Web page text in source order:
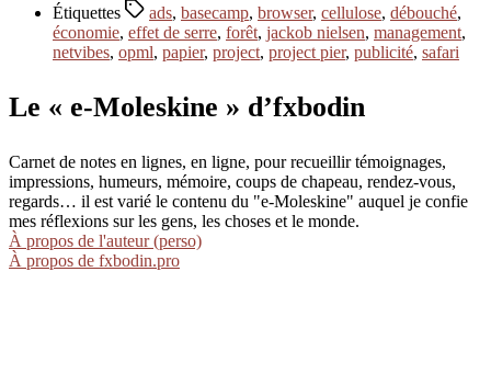
Étiquettes ads, basecamp, browser, cellulose, débouché,
économie, effet de serre, forêt, jackob nielsen, management,
netvibes, opml, papier, project, project pier, publicité, safari
Le « e-Moleskine » d’fxbodin
Carnet de notes en lignes, en ligne, pour recueillir témoignages,
impressions, humeurs, mémoire, coups de chapeau, rendez-vous,
regards… il est varié le contenu du "e-Moleskine" auquel je confie
mes réflexions sur les gens, les choses et le monde.
À propos de l'auteur (perso)
À propos de fxbodin.pro